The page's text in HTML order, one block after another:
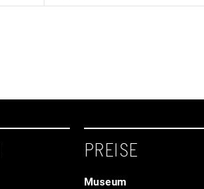
PREISE
Museum